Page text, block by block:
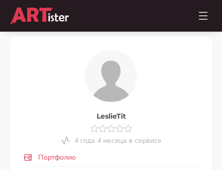
LeslieTit
4 года 4 месяца в сервисе
Портфолио